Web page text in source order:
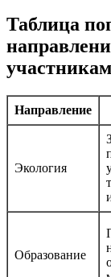
Таблица
участникам
Направление
Экология
Образование